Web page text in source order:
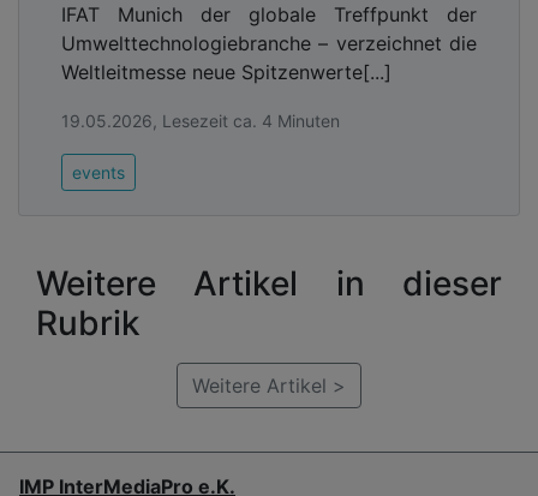
IFAT Munich der globale Treffpunkt der
Umwelttechnologiebranche – verzeichnet die
Weltleitmesse neue Spitzenwerte[...]
19.05.2026, Lesezeit ca. 4 Minuten
events
Weitere Artikel in dieser
Rubrik
Weitere Artikel >
IMP InterMediaPro e.K.